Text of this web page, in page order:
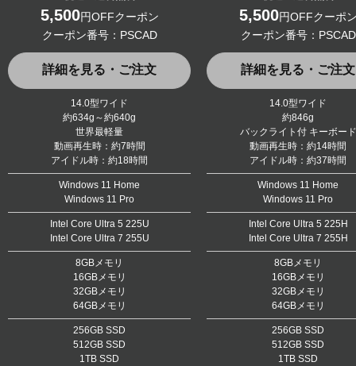
5,500円OFFクーポン
クーポン番号：PSCAD
詳細を見る・ご注文
14.0型ワイド
約634g～約640g
世界最軽量
動画再生時：約7時間
アイドル時：約18時間
Windows 11 Home
Windows 11 Pro
Intel Core Ultra 5 225U
Intel Core Ultra 7 255U
8GBメモリ
16GBメモリ
32GBメモリ
64GBメモリ
256GB SSD
512GB SSD
1TB SSD
5,500円OFFクーポ
クーポン番号：PSCAD
詳細を見る・ご注文
14.0型ワイド
約846g
バックライト付 キーボード
動画再生時：約14時間
アイドル時：約37時間
Windows 11 Home
Windows 11 Pro
Intel Core Ultra 5 225H
Intel Core Ultra 7 255H
8GBメモリ
16GBメモリ
32GBメモリ
64GBメモリ
256GB SSD
512GB SSD
1TB SSD